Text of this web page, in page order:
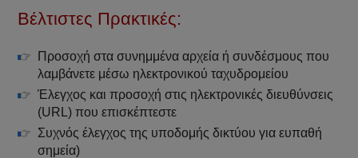
Βέλτιστες Πρακτικές:
Προσοχή στα συνημμένα αρχεία ή συνδέσμους που
λαμβάνετε μέσω ηλεκτρονικού ταχυδρομείου
Έλεγχος και προσοχή στις ηλεκτρονικές διευθύνσεις
(URL) που επισκέπτεστε
Συχνός έλεγχος της υποδομής δικτύου για ευπαθή
σημεία)